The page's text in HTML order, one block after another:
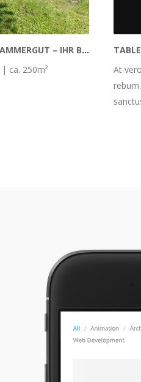
DIE PERLE AM TOR ZUM SALZKAMMERGUT – IHR BAUERNSACHERL
ca. 250m²
At